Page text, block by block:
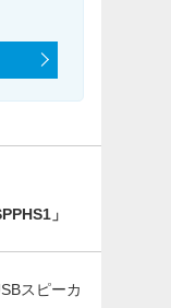
」
スピーカ